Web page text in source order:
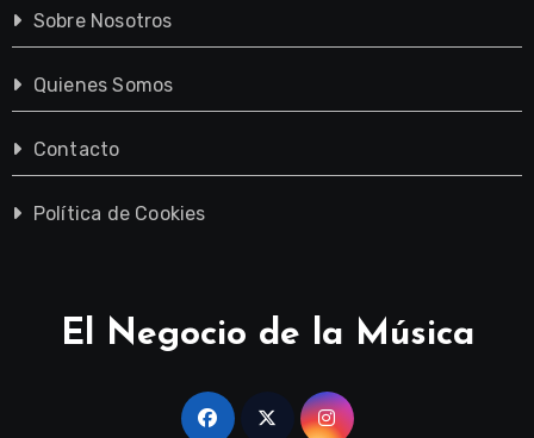
Sobre Nosotros
Quienes Somos
Contacto
Política de Cookies
El Negocio de la Música